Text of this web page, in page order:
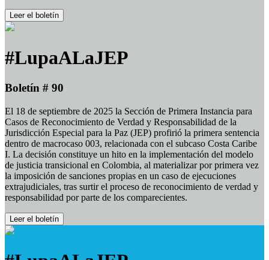
Leer el boletín
#LupaALaJEP
Boletín # 90
El 18 de septiembre de 2025 la Sección de Primera Instancia para
Casos de Reconocimiento de Verdad y Responsabilidad de la
Jurisdicción Especial para la Paz (JEP) profirió la primera sentencia
dentro de macrocaso 003, relacionada con el subcaso Costa Caribe
I. La decisión constituye un hito en la implementación del modelo
de justicia transicional en Colombia, al materializar por primera vez
la imposición de sanciones propias en un caso de ejecuciones
extrajudiciales, tras surtir el proceso de reconocimiento de verdad y
responsabilidad por parte de los comparecientes.
Leer el boletín